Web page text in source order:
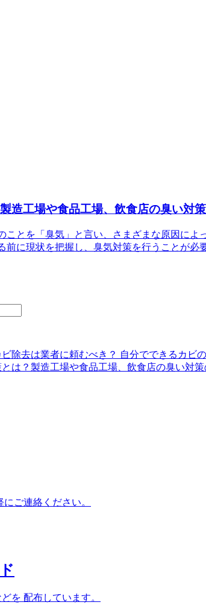
造工場や食品工場、飲食店の臭い対
ことを「臭気」と言い、さまざまな原因に
前に現状を把握し、臭気対策を行うことが必
ビ除去は業者に頼むべき？ 自分でできるカビ
は？製造工場や食品工場、飲食店の臭い対
ご連絡ください。
を 配布しています。